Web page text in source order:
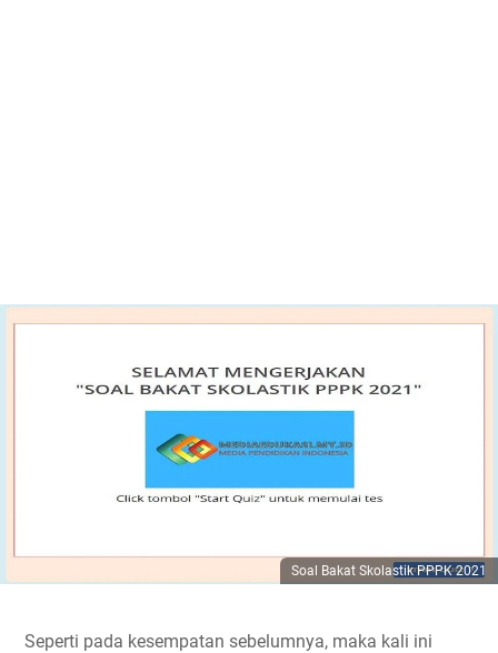
Soal Bakat Skolastik PPPK 2021
Seperti pada kesempatan sebelumnya, maka kali ini